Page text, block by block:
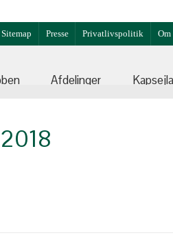
Sitemap Presse Privatlivspolitik Om
Afdelinger